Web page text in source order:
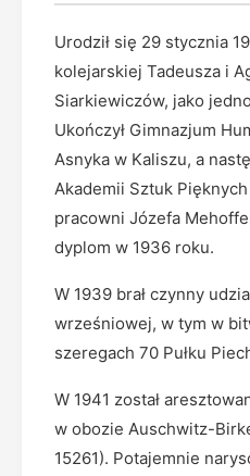
Urodził się 29 stycznia
kolejarskiej Tadeusza i
Siarkiewiczów, jako
Ukończył Gimnazjum
Asnyka w Kaliszu, a
Akademii Sztuk
pracowni Józefa
dyplom w 1936 roku.
W 1939 brał czynny
wrześniowej, w tym w
szeregach 70 Pułku
W 1941 został
w obozie Auschwitz-
15261). Potajemnie